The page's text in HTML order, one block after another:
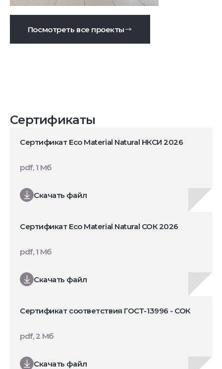
Посмотреть все проекты
Сертификаты
Сертификат Eco Material Natural НКСИ 2026
Скачать файл
pdf, 1 Мб
Сертификат Eco Material Natural СОК 2026
Скачать файл
pdf, 1 Мб
Сертификат соответствия ГОСТ-13996 - СОК
Скачать файл
pdf, 2 Мб